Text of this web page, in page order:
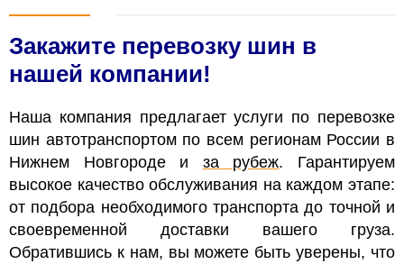
Закажите перевозку шин в
нашей компании!
Наша компания предлагает услуги по перевозке
шин автотранспортом по всем регионам России в
Нижнем Новгороде и за рубеж. Гарантируем
высокое качество обслуживания на каждом этапе:
от подбора необходимого транспорта до точной и
своевременной доставки вашего груза.
Обратившись к нам, вы можете быть уверены, что